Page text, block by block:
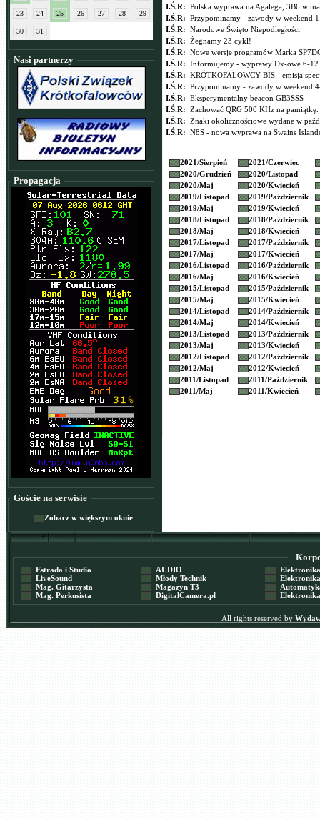
23 24 25 26 27 28 29
30 31
Nasi partnerzy
Propagacja
Goście na serwisie
Zobacz w większym oknie
I.Ś.R: Polska wyprawa na Agalega, 3B6 w
I.Ś.R: Przypominamy - zawody w weekend
I.Ś.R: Narodowe Święto Niepodległości
I.Ś.R: Żegnamy 23 cykl!
I.Ś.R: Nowe wersje programów Marka
I.Ś.R: Informujemy - wyprawy Dx-owe 6-12
I.Ś.R: KRÓTKOFALOWCY BIS - emisja
I.Ś.R: Przypominamy - zawody w weekend
I.Ś.R: Eksperymentalny beacon GB3SSS
I.Ś.R: Zachować QRG 500 KHz na pamiątkę.
I.Ś.R: Znaki okolicznościowe wydane w
I.Ś.R: N8S - nowa wyprawa na Swains
2021/Sierpień 2021/Czerwiec
2020/Grudzień 2020/Listopad
2020/Maj 2020/Kwiecień
2019/Listopad 2019/Październik
2019/Maj 2019/Kwiecień
2018/Listopad 2018/Październik
2018/Maj 2018/Kwiecień
2017/Listopad 2017/Październik
2017/Maj 2017/Kwiecień
2016/Listopad 2016/Październik
2016/Maj 2016/Kwiecień
2015/Listopad 2015/Październik
2015/Maj 2015/Kwiecień
2014/Listopad 2014/Październik
2014/Maj 2014/Kwiecień
2013/Listopad 2013/Październik
2013/Maj 2013/Kwiecień
2012/Listopad 2012/Październik
2012/Maj 2012/Kwiecień
2011/Listopad 2011/Październik
2011/Maj 2011/Kwiecień
Estrada i Studio
LiveSound
Mag. Gitarzysta
Mag. Perkusista
AUDIO
Młody Technik
Magazyn T3
DigitalCamera.pl
Elektronika
Elektronika
Automatyka
Elektronika
All rights reserved by